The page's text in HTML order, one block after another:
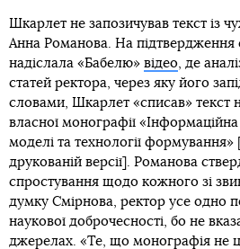
Шкарлет не запозичував текст із
Анна Романова. На підтвердження
надіслала «Бабелю» відео , де
статей ректора, через яку його
словами, Шкарлет «списав» текст
власної монографії
моделі та технології формування»
друкованій версії]. Романова
спростування щодо кожного зі
думку Смірнова, ректор усе одно
наукової доброчесності, бо не
джерелах. «Те, що монографія не